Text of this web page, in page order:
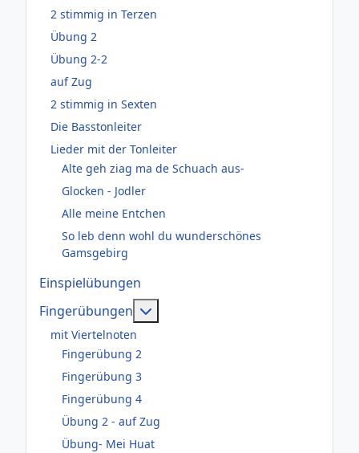
2 stimmig in Terzen
Übung 2
Übung 2-2
auf Zug
2 stimmig in Sexten
Die Basstonleiter
Lieder mit der Tonleiter
Alte geh ziag ma de Schuach aus-
Glocken - Jodler
Alle meine Entchen
So leb denn wohl du wunderschönes
Gamsgebirg
Einspielübungen
Fingerübungen
mit Viertelnoten
Fingerübung 2
Fingerübung 3
Fingerübung 4
Übung 2 - auf Zug
Übung- Mei Huat